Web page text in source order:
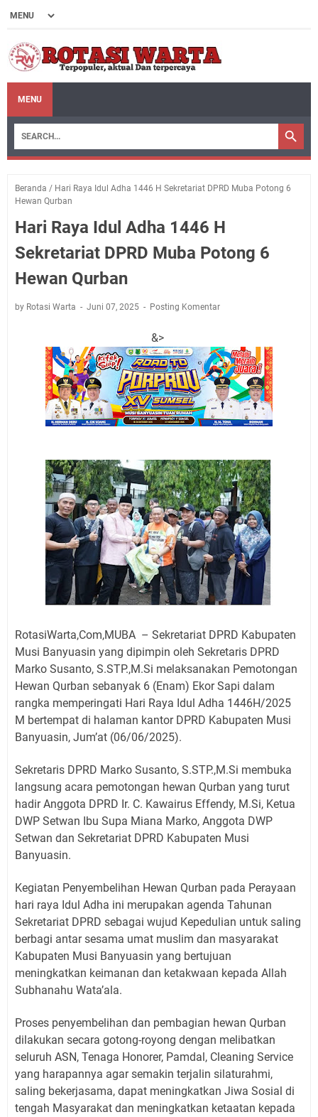
MENU
Beranda / Hari Raya Idul Adha 1446 H Sekretariat DPRD Muba Potong 6
Hewan Qurban
Hari Raya Idul Adha 1446 H
Sekretariat DPRD Muba Potong 6
Hewan Qurban
by Rotasi Warta Juni 07, 2025 Posting Komentar
&>
RotasiWarta,Com,MUBA – Sekretariat DPRD Kabupaten
Musi Banyuasin yang dipimpin oleh Sekretaris DPRD
Marko Susanto, S.STP.,M.Si melaksanakan Pemotongan
Hewan Qurban sebanyak 6 (Enam) Ekor Sapi dalam
rangka memperingati Hari Raya Idul Adha 1446H/2025
M bertempat di halaman kantor DPRD Kabupaten Musi
Banyuasin, Jum’at (06/06/2025).
Sekretaris DPRD Marko Susanto, S.STP.,M.Si membuka
langsung acara pemotongan hewan Qurban yang turut
hadir Anggota DPRD Ir. C. Kawairus Effendy, M.Si, Ketua
DWP Setwan Ibu Supa Miana Marko, Anggota DWP
Setwan dan Sekretariat DPRD Kabupaten Musi
Banyuasin.
Kegiatan Penyembelihan Hewan Qurban pada Perayaan
hari raya Idul Adha ini merupakan agenda Tahunan
Sekretariat DPRD sebagai wujud Kepedulian untuk saling
berbagi antar sesama umat muslim dan masyarakat
Kabupaten Musi Banyuasin yang bertujuan
meningkatkan keimanan dan ketakwaan kepada Allah
Subhanahu Wata’ala.
Proses penyembelihan dan pembagian hewan Qurban
dilakukan secara gotong-royong dengan melibatkan
seluruh ASN, Tenaga Honorer, Pamdal, Cleaning Service
yang harapannya agar semakin terjalin silaturahmi,
saling bekerjasama, dapat meningkatkan Jiwa Sosial di
tengah Masyarakat dan meningkatkan ketaatan kepada